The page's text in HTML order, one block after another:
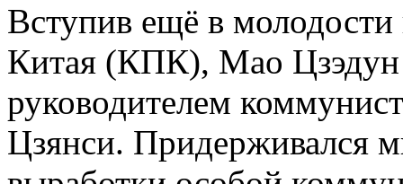
Вступив ещё в
Китая (КПК), Мао Цзэдун
руководителем
Цзянси. Придерживался